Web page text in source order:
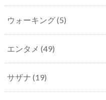
ウォーキング(5)
エンタメ (49)
サザナ (19)